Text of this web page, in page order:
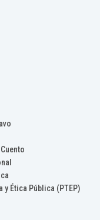
y Ética Pública (PTEP)